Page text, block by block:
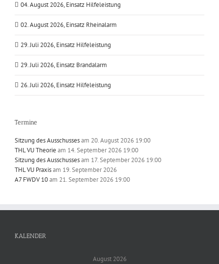
04. August 2026, Einsatz Hilfeleistung
02. August 2026, Einsatz Rheinalarm
29. Juli 2026, Einsatz Hilfeleistung
29. Juli 2026, Einsatz Brandalarm
26. Juli 2026, Einsatz Hilfeleistung
Termine
Sitzung des Ausschussesam 20. August 2026 19:00
THL VU Theorie am 14. September 2026 19:00
Sitzung des Ausschussesam 17. September 2026 19:00
THL VU Praxisam 19. September 2026
A7 FWDV 10am 21. September 2026 19:00
KALENDER
August 2026